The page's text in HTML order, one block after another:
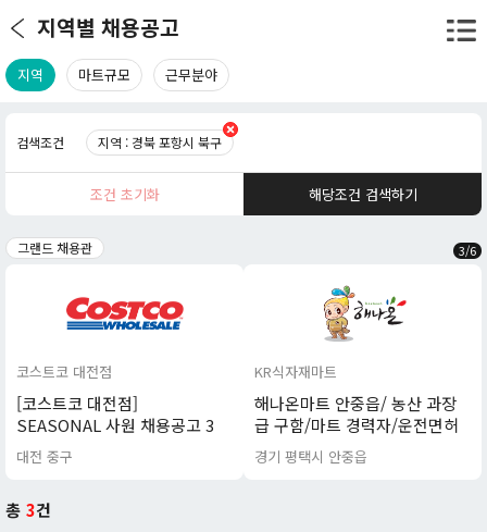
지역별 채용공고
지역 마트규모 근무분야
검색조건 지역 : 경북 포항시 북구
조건 초기화 해당조건 검색하기
그랜드 채용관 3/6
코스트코 대전점
[코스트코 대전점]
SEASONAL 사원 채용공고 3
차 (지망 선택 가능 / 보건증 필
수)
대전 중구
KR식자재마트
해나온마트 안중읍/ 농산 과장
급 구함/마트 경력자/운전면허
소지자
경기 평택시 안중읍
총 3건